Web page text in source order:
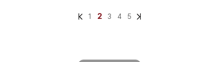
1 2 3 4 5